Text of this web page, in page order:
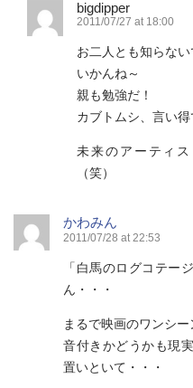
bigdipper
2011/07/27 at 18:00
お二人とも知らない
いかんね～
親も勉強だ！
カブトムシ、言い得
未来のアーティ
（笑）
かわみん
2011/07/28 at 22:53
「白馬のログコテー
ん・・・
まるで映画のワンシ
音付きかどうかも現
置いといて・・・